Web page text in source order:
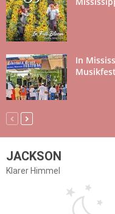
In
JACKSON
Klarer Himmel